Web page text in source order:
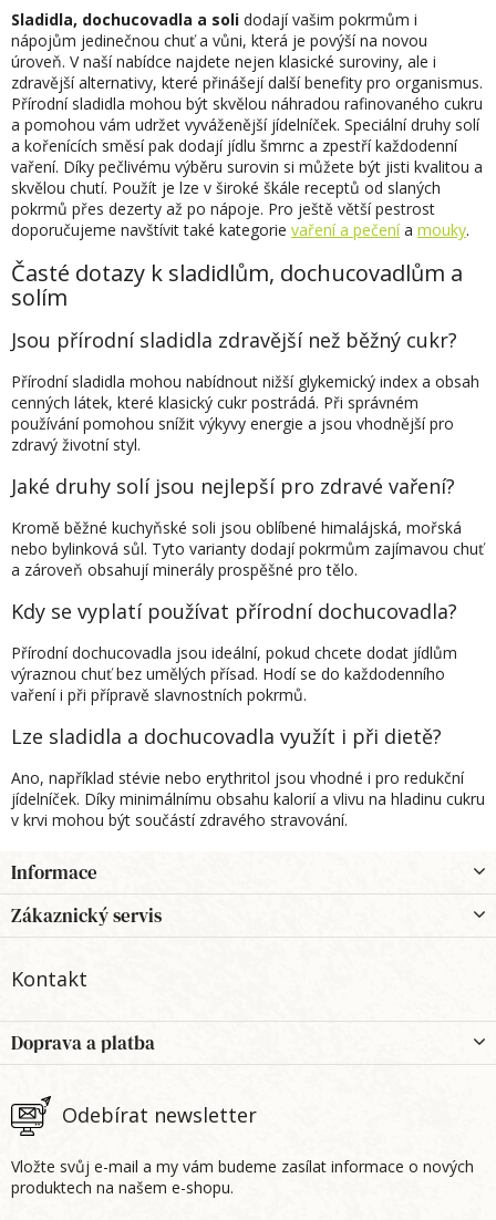
a
c
í
p
r
v
k
y
v
ý
p
s
v
á
n
í
Sladidla, dochucovadla a soli dodají vašim pokrmům i
nápojům jedinečnou chuť a vůni, která je povýší na novou
úroveň. V naší nabídce najdete nejen klasické suroviny, ale i
zdravější alternativy, které přinášejí další benefity pro organismus.
Přírodní sladidla mohou být skvělou náhradou rafinovaného cukru
a pomohou vám udržet vyváženější jídelníček. Speciální druhy solí
a kořenících směsí pak dodají jídlu šmrnc a zpestří každodenní
vaření. Díky pečlivému výběru surovin si můžete být jisti kvalitou a
skvělou chutí. Použít je lze v široké škále receptů od slaných
pokrmů přes dezerty až po nápoje. Pro ještě větší pestrost
doporučujeme navštívit také kategorie vaření a pečenía mouky.
Časté dotazy k sladidlům, dochucovadlům a
solím
Jsou přírodní sladidla zdravější než běžný cukr?
Přírodní sladidla mohou nabídnout nižší glykemický index a obsah
cenných látek, které klasický cukr postrádá. Při správném
používání pomohou snížit výkyvy energie a jsou vhodnější pro
zdravý životní styl.
Jaké druhy solí jsou nejlepší pro zdravé vaření?
Kromě běžné kuchyňské soli jsou oblíbené himalájská, mořská
nebo bylinková sůl. Tyto varianty dodají pokrmům zajímavou chuť
a zároveň obsahují minerály prospěšné pro tělo.
Kdy se vyplatí používat přírodní dochucovadla?
Přírodní dochucovadla jsou ideální, pokud chcete dodat jídlům
výraznou chuť bez umělých přísad. Hodí se do každodenního
vaření i při přípravě slavnostních pokrmů.
Lze sladidla a dochucovadla využít i při dietě?
Ano, například stévie nebo erythritol jsou vhodné i pro redukční
jídelníček. Díky minimálnímu obsahu kalorií a vlivu na hladinu cukru
v krvi mohou být součástí zdravého stravování.
á
p
a
Informace
Zákaznický servis
Kontakt
Odebírat newsletter
Vložte svůj e-mail a my vám budeme zasílat informace o nových
produktech na našem e-shopu.
Doprava a platba